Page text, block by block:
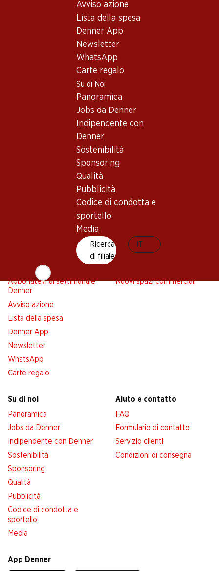
Avviso azione
Lista della spesa
Denner App
Newsletter
WhatsApp
Carte regalo
Su di Noi
Panoramica
Jobs da Denner
Indipendente con
Denner
Sostenibilità
Sponsoring
Qualità
Pubblicità
Codice di condotta e
sportello
Media
Ricerca
di filiale
3 Prodotti
In alto
accedere adesso
Panoramica
Abbonatevi al settimanale
Denner
Avviso azione
Lista della spesa
Denner App
Newsletter
WhatsApp
Carte regalo
Filiali
Nuovi spazi commerciali
Su di noi
Panoramica
Jobs da Denner
Indipendente con Denner
Sostenibilità
Sponsoring
Qualità
Pubblicità
Codice di condotta e
sportello
Media
Aiuto e contatto
FAQ
Formulario di contatto
Servizio clienti
Condizioni di consegna
App Denner